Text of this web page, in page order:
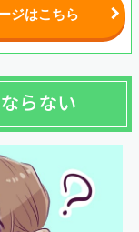
ジはこちら
らない